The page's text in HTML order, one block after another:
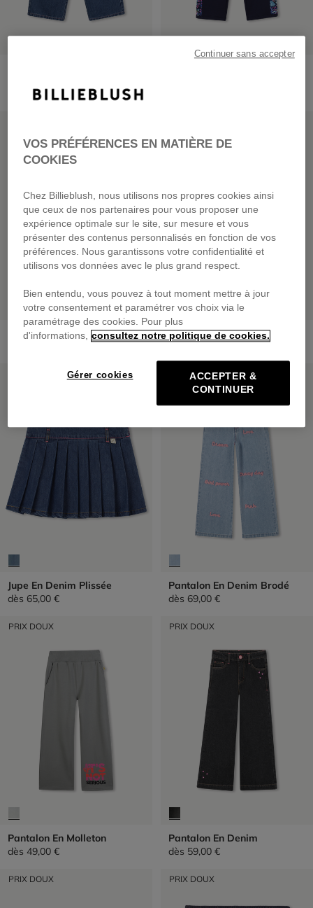
Pantalon En Denim
Pantalon En Denim
dès59,00 €
Jupe En Denim Plissée
dès 65,00 €
PRIX DOUX
Pantalon En Denim Brodé
dès 69,00 €
PRIX DOUX
Pantalon En Molleton
dès 49,00 €
PRIX DOUX
Pantalon En Denim
dès 59,00 €
PRIX DOUX PRIX DOUX
VOS PRÉFÉRENCES EN MATIÈRE DE
COOKIES
Chez Billieblush, nous utilisons nos propres cookies ainsi
que ceux de nos partenaires pour vous proposer une
expérience optimale sur le site, sur mesure et vous
présenter des contenus personnalisés en fonction de vos
préférences. Nous garantissons votre confidentialité et
utilisons vos données avec le plus grand respect.
Bien entendu, vous pouvez à tout moment mettre à jour
votre consentement et paramétrer vos choix via le
paramétrage des cookies. Pour plus
d'informations, consultez notre politique de cookies.
Gérer cookies
ACCEPTER &
CONTINUER
Continuer sans accepter